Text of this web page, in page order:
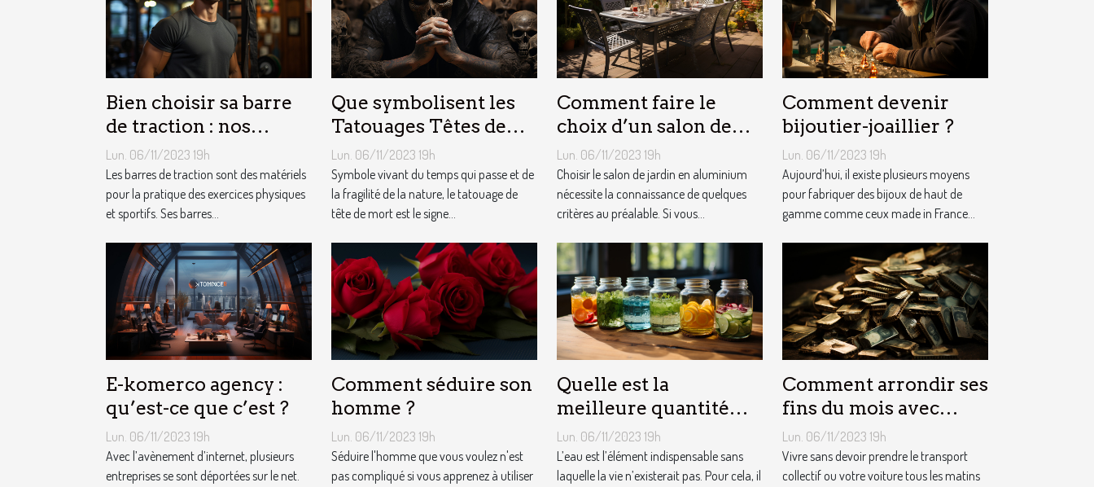
Bien choisir sa barre
de traction : nos
conseils !
Lun. 06/11/2023 19h
Les barres de traction sont des matériels
pour la pratique des exercices physiques
et sportifs. Ses barres...
Que symbolisent les
Tatouages Têtes de
Mort ?
Lun. 06/11/2023 19h
Symbole vivant du temps qui passe et de
la fragilité de la nature, le tatouage de
tête de mort est le signe...
Comment faire le
choix d’un salon de
jardin en aluminium ?
Lun. 06/11/2023 19h
Choisir le salon de jardin en aluminium
nécessite la connaissance de quelques
critères au préalable. Si vous...
Comment devenir
bijoutier-joaillier ?
Lun. 06/11/2023 19h
Aujourd’hui, il existe plusieurs moyens
pour fabriquer des bijoux de haut de
gamme comme ceux made in France...
E-komerco agency :
qu’est-ce que c’est ?
Lun. 06/11/2023 19h
Avec l’avènement d’internet, plusieurs
entreprises se sont déportées sur le net.
Comment séduire son
homme ?
Lun. 06/11/2023 19h
Séduire l'homme que vous voulez n'est
pas compliqué si vous apprenez à utiliser
Quelle est la
meilleure quantité
d’eau qu’il faut au
quotidien ?
Lun. 06/11/2023 19h
L’eau est l’élément indispensable sans
laquelle la vie n’existerait pas. Pour cela, il
Comment arrondir ses
fins du mois avec
l’internet ?
Lun. 06/11/2023 19h
Vivre sans devoir prendre le transport
collectif ou votre voiture tous les matins